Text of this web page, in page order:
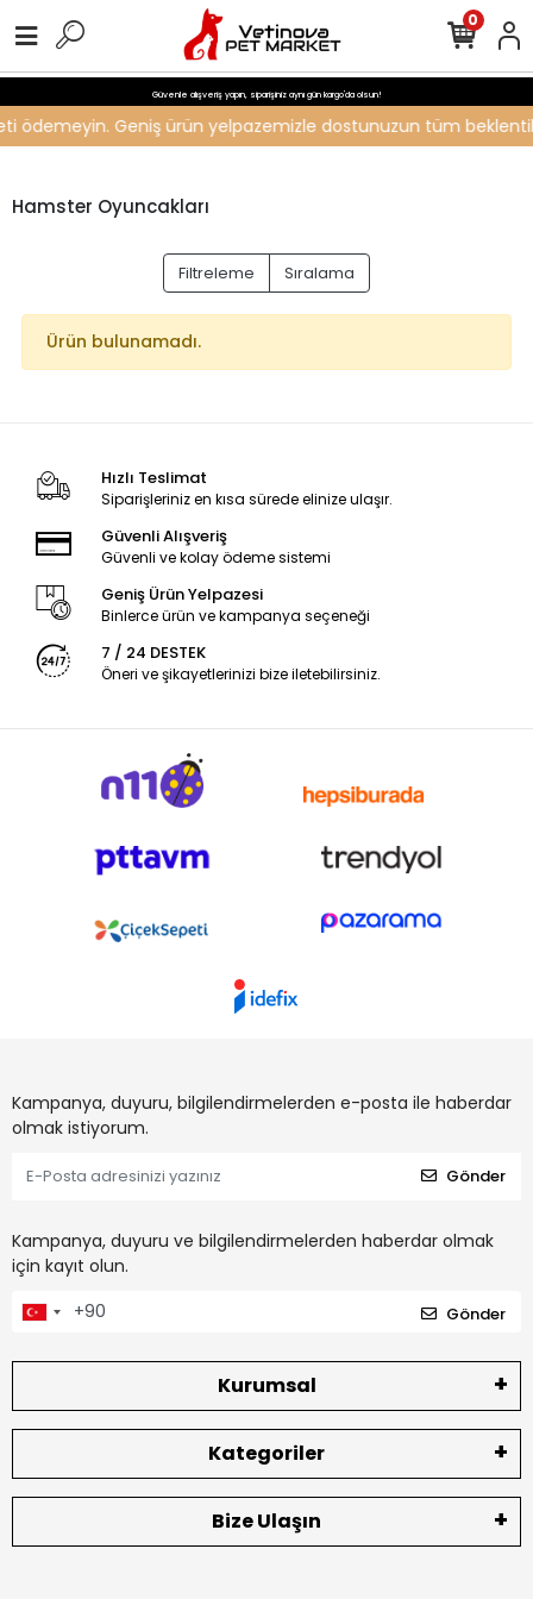
Güvenle alışveriş yapın, siparişiniz aynı gün kargo'da olsun!
ödemeyin. Geniş ürün yelpazemizle dostunuzun tüm
0
Hamster Oyuncakları
Filtreleme Sıralama
Ürün bulunamadı.
Hızlı Teslimat
Siparişleriniz en kısa sürede elinize ulaşır.
Güvenli Alışveriş
Güvenli ve kolay ödeme sistemi
Geniş Ürün Yelpazesi
Binlerce ürün ve kampanya seçeneği
7 / 24 DESTEK
Öneri ve şikayetlerinizi bize iletebilirsiniz.
Kampanya, duyuru, bilgilendirmelerden e-posta ile haberdar
olmak istiyorum.
Gönder
Kampanya, duyuru ve bilgilendirmelerden haberdar olmak
için kayıt olun.
Gönder
Kurumsal
Kategoriler
Bize Ulaşın